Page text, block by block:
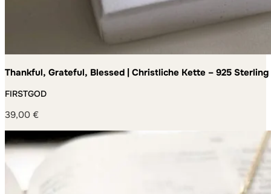
Thankful, Grateful, Blessed | Christliche Kette – 925
FIRSTGOD
39,00 €